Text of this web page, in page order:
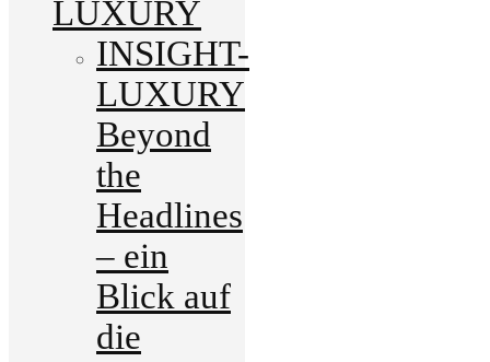
LUXURY
INSIGHT-
LUXURY
Beyond
the
Headlines
– ein
Blick auf
die